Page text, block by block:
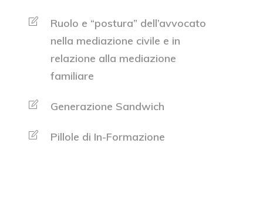
Ruolo e “postura” dell’avvocato
nella mediazione civile e in
relazione alla mediazione
familiare
Generazione Sandwich
Pillole di In-Formazione